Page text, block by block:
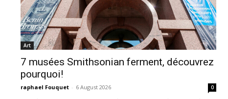
Art
7 musées Smithsonian ferment, découvrez
pourquoi!
raphael Fouquet - 6 August 2026 0